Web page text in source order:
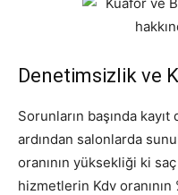
Denetimsizlik ve
Sorunların başında
ardından salonlarda
oranının yüksekliği ki
hizmetlerin Kdv